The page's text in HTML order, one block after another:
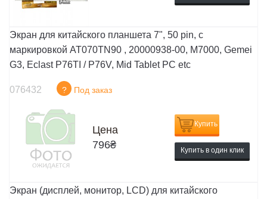
Экран для китайского планшета 7", 50 pin, с
маркировкой AT070TN90 , 20000938-00, M7000, Gemei
G3, Eclast P76TI / P76V, Mid Tablet PC etc
076432 ? Под заказ
Цена
796₴
Купить
Купить в один клик
Экран (дисплей, монитор, LCD) для китайского